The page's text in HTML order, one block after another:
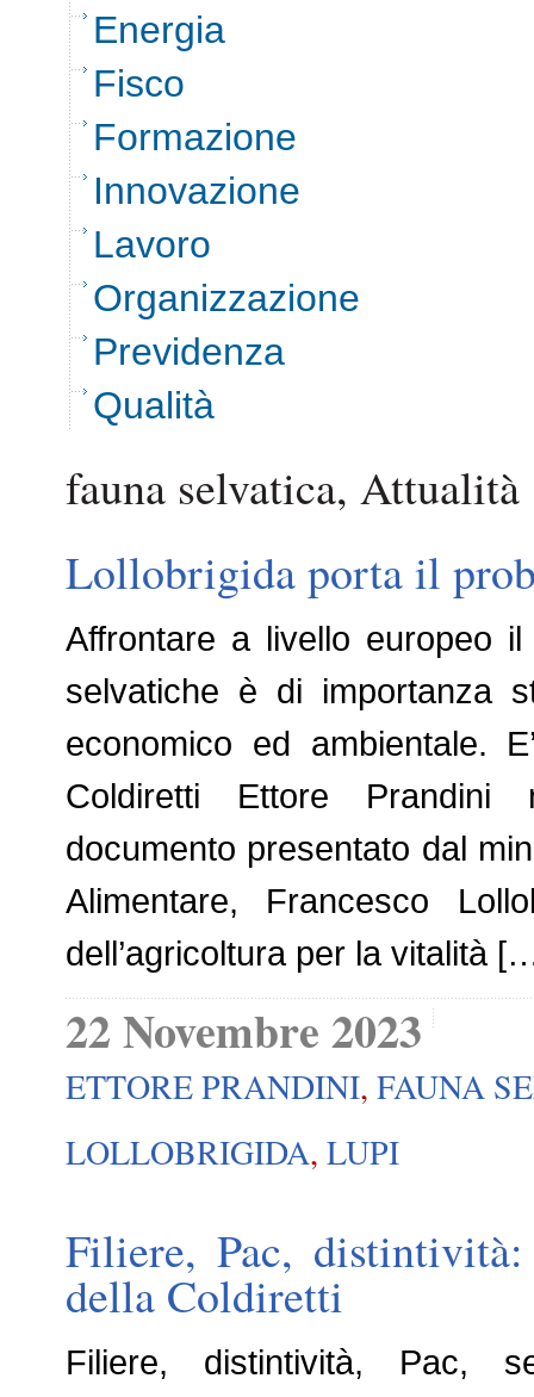
Energia
Fisco
Formazione
Innovazione
Lavoro
Organizzazione
Previdenza
Qualità
fauna selvatica, Attualità
Lollobrigida porta il
Affrontare a livello europeo il
selvatiche è di importanza
economico ed ambientale.
Coldiretti Ettore Prandini
documento presentato dal
Alimentare, Francesco
dell’agricoltura per la vitalità
22 Novembre 2023
ETTORE PRANDINI, FAUNA
LOLLOBRIGIDA, LUPI
Filiere, Pac, distintività:
della Coldiretti
Filiere, distintività, Pac,